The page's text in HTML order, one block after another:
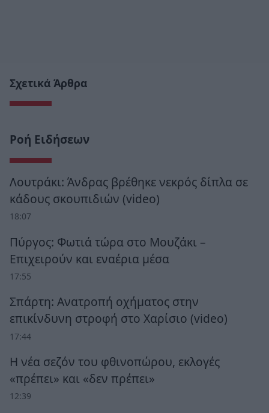
Σχετικά Άρθρα
Ροή Ειδήσεων
Λουτράκι: Άνδρας βρέθηκε νεκρός δίπλα σε
κάδους σκουπιδιών (video)
18:07
Πύργος: Φωτιά τώρα στο Μουζάκι –
Επιχειρούν και εναέρια μέσα
17:55
Σπάρτη: Ανατροπή οχήματος στην
επικίνδυνη στροφή στο Χαρίσιο (video)
17:44
Η νέα σεζόν του φθινοπώρου, εκλογές
«πρέπει» και «δεν πρέπει»
12:39